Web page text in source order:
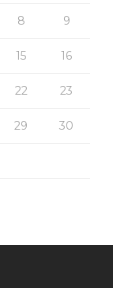
8 9
15 16
22 23
29 30